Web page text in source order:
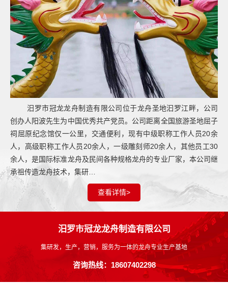
汨罗市冠龙龙舟制造有限公司位于龙舟圣地汩罗江畔，公司
创办人阳波先生为中国优秀共产党员。公司距离全国旅游圣地屈子
祠屈原纪念馆仅一公里，交通便利，现有中级职称工作人员20余
人，高级职称工作人员20余人，一级雕刻师20余人，其他员工30
余人，是国际标准龙舟及民间各种规格龙舟的专业厂家，本公司继
承祖传造龙舟技术，集研…
查看详情>
汨罗市冠龙龙舟制造有限公司
集研发，生产，营销，服务为一体的龙舟专业生产基地
咨询热线：18607402298